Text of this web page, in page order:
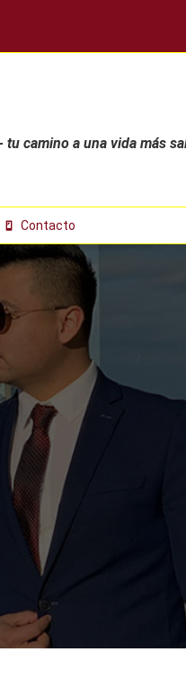
tu camino a una vida más
Contacto